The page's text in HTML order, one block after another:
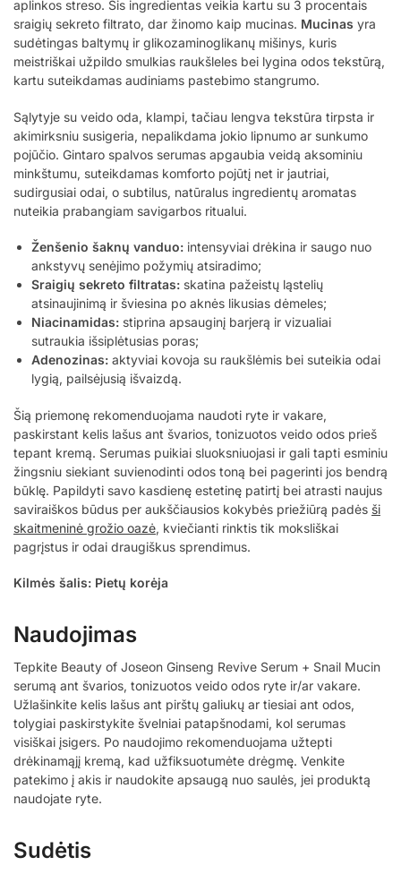
aplinkos streso. Šis ingredientas veikia kartu su 3 procentais
sraigių sekreto filtrato, dar žinomo kaip mucinas. Mucinas yra
sudėtingas baltymų ir glikozaminoglikanų mišinys, kuris
meistriškai užpildo smulkias raukšleles bei lygina odos tekstūrą,
kartu suteikdamas audiniams pastebimo stangrumo.
Sąlytyje su veido oda, klampi, tačiau lengva tekstūra tirpsta ir
akimirksniu susigeria, nepalikdama jokio lipnumo ar sunkumo
pojūčio. Gintaro spalvos serumas apgaubia veidą aksominiu
minkštumu, suteikdamas komforto pojūtį net ir jautriai,
sudirgusiai odai, o subtilus, natūralus ingredientų aromatas
nuteikia prabangiam savigarbos ritualui.
Ženšenio šaknų vanduo: intensyviai drėkina ir saugo nuo
ankstyvų senėjimo požymių atsiradimo;
Sraigių sekreto filtratas: skatina pažeistų ląstelių
atsinaujinimą ir šviesina po aknės likusias dėmeles;
Niacinamidas: stiprina apsauginį barjerą ir vizualiai
sutraukia išsiplėtusias poras;
Adenozinas: aktyviai kovoja su raukšlėmis bei suteikia odai
lygią, pailsėjusią išvaizdą.
Šią priemonę rekomenduojama naudoti ryte ir vakare,
paskirstant kelis lašus ant švarios, tonizuotos veido odos prieš
tepant kremą. Serumas puikiai sluoksniuojasi ir gali tapti esminiu
žingsniu siekiant suvienodinti odos toną bei pagerinti jos bendrą
būklę. Papildyti savo kasdienę estetinę patirtį bei atrasti naujus
saviraiškos būdus per aukščiausios kokybės priežiūrą padės ši
skaitmeninė grožio oazė, kviečianti rinktis tik moksliškai
pagrįstus ir odai draugiškus sprendimus.
Kilmės šalis: Pietų korėja
Naudojimas
Tepkite Beauty of Joseon Ginseng Revive Serum + Snail Mucin
serumą ant švarios, tonizuotos veido odos ryte ir/ar vakare.
Užlašinkite kelis lašus ant pirštų galiukų ar tiesiai ant odos,
tolygiai paskirstykite švelniai patapšnodami, kol serumas
visiškai įsigers. Po naudojimo rekomenduojama užtepti
drėkinamąjį kremą, kad užfiksuotumėte drėgmę. Venkite
patekimo į akis ir naudokite apsaugą nuo saulės, jei produktą
naudojate ryte.
Sudėtis